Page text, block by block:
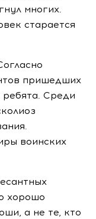
многих.
старается
пришедших
Среди
воинских
хорошо
а не те, кто